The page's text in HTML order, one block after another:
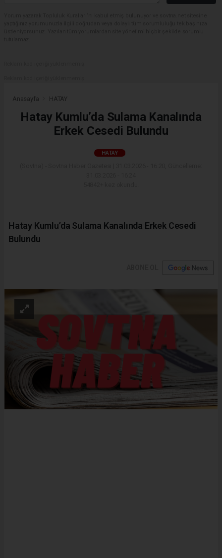
Anasayfa HATAY
Hatay Kumlu’da Sulama Kanalında
Erkek Cesedi Bulundu
HATAY
Hatay Kumlu’da Sulama Kanalında Erkek Cesedi
Bulundu